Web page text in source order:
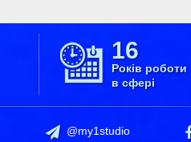
16
Років роботи
в сфері
@my1studio